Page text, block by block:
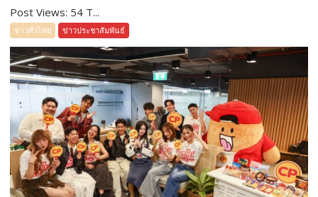
Post Views: 54 T...
ข่าวทั่วไทย ข่าวประชาสัมพันธ์